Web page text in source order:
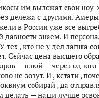
им выложат свои ноу-
дележа с другими.
в России уже все
знаем. И
тех , кто не у дел лапша
Сейчас цена высшего
— плюй — через
не зовут. И , кстати ,
собирай , да
делать — наши лучше